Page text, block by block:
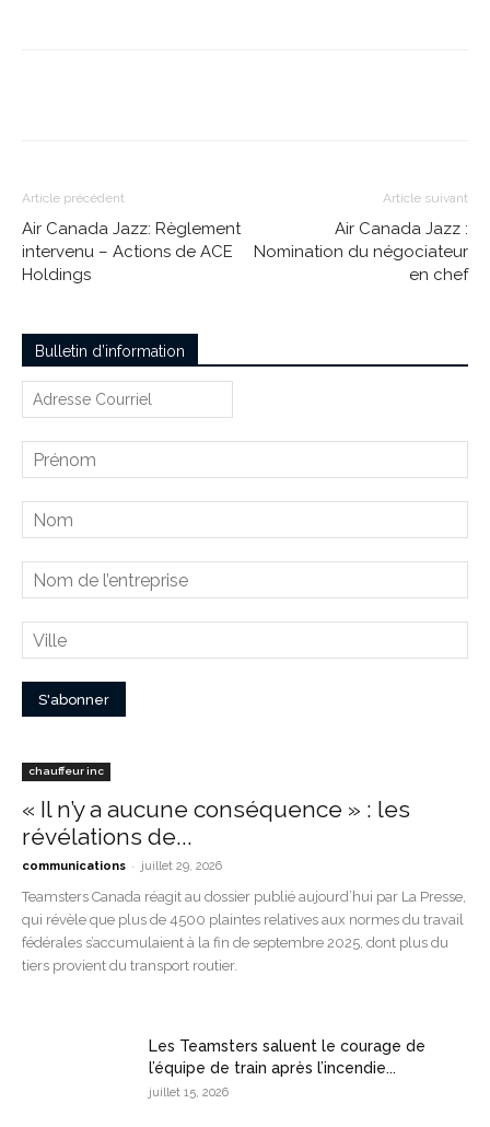
Article précédent
Air Canada Jazz: Règlement
intervenu – Actions de ACE
Holdings
Article suivant
Air Canada Jazz :
Nomination du négociateur
en chef
Bulletin d’information
chauffeur inc
« Il n’y a aucune conséquence » : les
révélations de...
communications - juillet 29, 2026
Teamsters Canada réagit au dossier publié aujourd’hui par La Presse,
qui révèle que plus de 4500 plaintes relatives aux normes du travail
fédérales s’accumulaient à la fin de septembre 2025, dont plus du
tiers provient du transport routier.
Les Teamsters saluent le courage de
l’équipe de train après l’incendie...
juillet 15, 2026